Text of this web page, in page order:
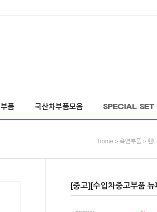
home > 측면부품 > 휀
[중고][수입차중고부품